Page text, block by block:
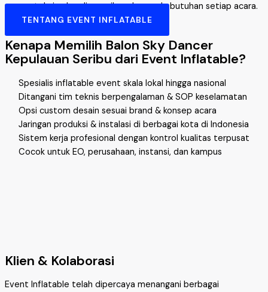
secara teknis, dan disesuaikan dengan kebutuhan setiap acara.
TENTANG EVENT INFLATABLE
Kenapa Memilih Balon Sky Dancer
Kepulauan Seribu dari Event Inflatable?
Spesialis inflatable event skala lokal hingga nasional
Ditangani tim teknis berpengalaman & SOP keselamatan
Opsi custom desain sesuai brand & konsep acara
Jaringan produksi & instalasi di berbagai kota di Indonesia
Sistem kerja profesional dengan kontrol kualitas terpusat
Cocok untuk EO, perusahaan, instansi, dan kampus
Klien & Kolaborasi
Event Inflatable telah dipercaya menangani berbagai